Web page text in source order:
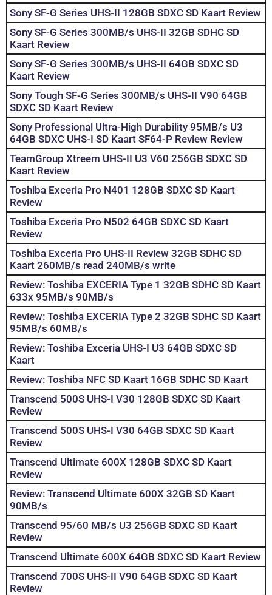
Sony SF-G Series UHS-II 128GB SDXC SD Kaart Review
Sony SF-G Series 300MB/s UHS-II 32GB SDHC SD
Kaart Review
Sony SF-G Series 300MB/s UHS-II 64GB SDXC SD
Kaart Review
Sony Tough SF-G Series 300MB/s UHS-II V90 64GB
SDXC SD Kaart Review
Sony Professional Ultra-High Durability 95MB/s U3
64GB SDXC UHS-I SD Kaart SF64-P Review Review
TeamGroup Xtreem UHS-II U3 V60 256GB SDXC SD
Kaart Review
Toshiba Exceria Pro N401 128GB SDXC SD Kaart
Review
Toshiba Exceria Pro N502 64GB SDXC SD Kaart
Review
Toshiba Exceria Pro UHS-II Review 32GB SDHC SD
Kaart 260MB/s read 240MB/s write
Review: Toshiba EXCERIA Type 1 32GB SDHC SD Kaart
633x 95MB/s 90MB/s
Review: Toshiba EXCERIA Type 2 32GB SDHC SD Kaart
95MB/s 60MB/s
Review: Toshiba Exceria UHS-I U3 64GB SDXC SD
Kaart
Review: Toshiba NFC SD Kaart 16GB SDHC SD Kaart
Transcend 500S UHS-I V30 128GB SDXC SD Kaart
Review
Transcend 500S UHS-I V30 64GB SDXC SD Kaart
Review
Transcend Ultimate 600X 128GB SDXC SD Kaart
Review
Review: Transcend Ultimate 600X 32GB SD Kaart
90MB/s
Transcend 95/60 MB/s U3 256GB SDXC SD Kaart
Review
Transcend Ultimate 600X 64GB SDXC SD Kaart Review
Transcend 700S UHS-II V90 64GB SDXC SD Kaart
Review